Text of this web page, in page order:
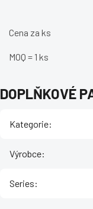
Cena za ks
MOQ = 1 ks
DOPLŇKOVÉ
Kategorie:
Výrobce:
Series: